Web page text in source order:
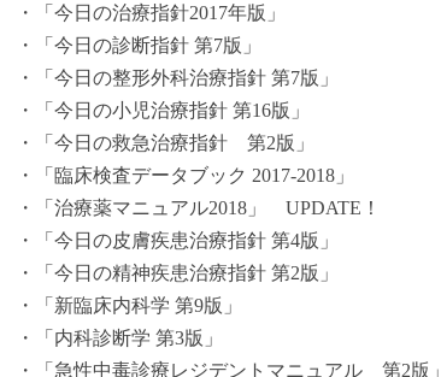
・「今日の治療指針2017年版」
・「今日の診断指針 第7版」
・「今日の整形外科治療指針 第7版」
・「今日の小児治療指針 第16版」
・「今日の救急治療指針 第2版」
・「臨床検査データブック 2017-2018」
・「治療薬マニュアル2018」 UPDATE！
・「今日の皮膚疾患治療指針 第4版」
・「今日の精神疾患治療指針 第2版」
・「新臨床内科学 第9版」
・「内科診断学 第3版」
・「急性中毒診療レジデントマニュアル 第2版」